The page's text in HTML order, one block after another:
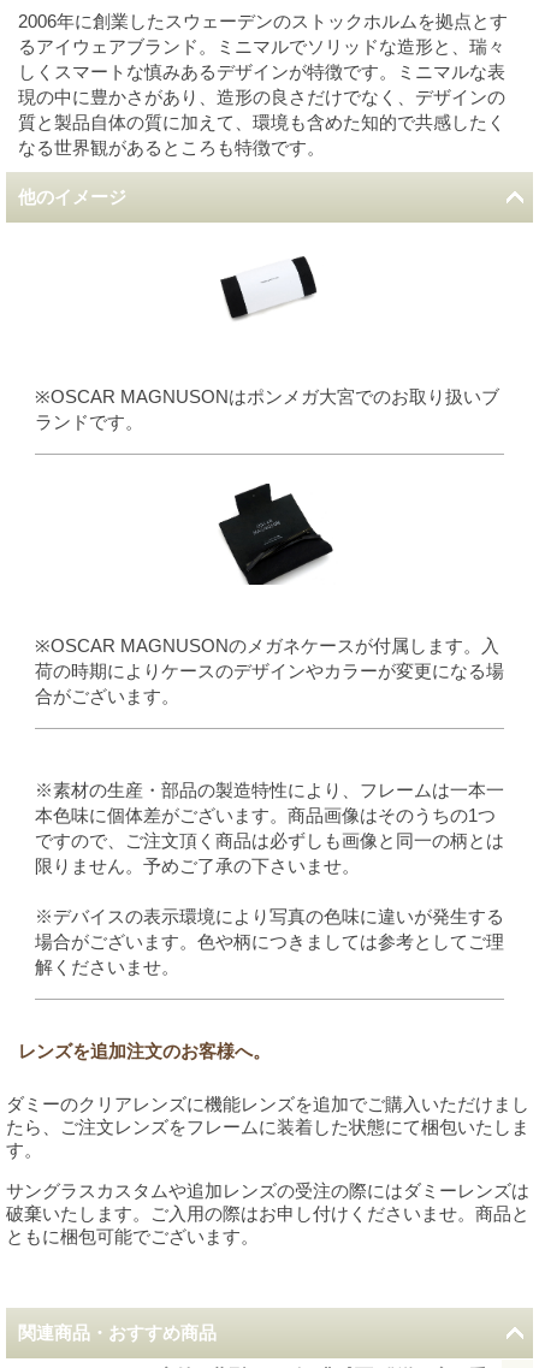
2006年に創業したスウェーデンのストックホルムを拠点とす
るアイウェアブランド。ミニマルでソリッドな造形と、瑞々
しくスマートな慎みあるデザインが特徴です。ミニマルな表
現の中に豊かさがあり、造形の良さだけでなく、デザインの
質と製品自体の質に加えて、環境も含めた知的で共感したく
なる世界観があるところも特徴です。
他のイメージ
※OSCAR MAGNUSONはポンメガ大宮でのお取り扱いブ
ランドです。
※OSCAR MAGNUSONのメガネケースが付属します。入
荷の時期によりケースのデザインやカラーが変更になる場
合がございます。
※素材の生産・部品の製造特性により、フレームは一本一
本色味に個体差がございます。商品画像はそのうちの1つ
ですので、ご注文頂く商品は必ずしも画像と同一の柄とは
限りません。予めご了承の下さいませ。
※デバイスの表示環境により写真の色味に違いが発生する
場合がございます。色や柄につきましては参考としてご理
解くださいませ。
レンズを追加注文のお客様へ。
ダミーのクリアレンズに機能レンズを追加でご購入いただけまし
たら、ご注文レンズをフレームに装着した状態にて梱包いたしま
す。
サングラスカスタムや追加レンズの受注の際にはダミーレンズは
破棄いたします。ご入用の際はお申し付けくださいませ。商品と
ともに梱包可能でございます。
関連商品・おすすめ商品